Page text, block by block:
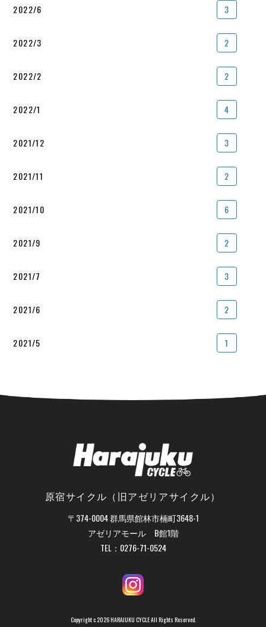
2022/6 3
2022/3 2
2022/2 2
2022/1 4
2021/12 3
2021/11 2
2021/10 6
2021/9 2
2021/7 3
2021/6 2
2021/5 1
原宿サイクル（旧アゼリアサイクル）
〒374-0004 群馬県館林市楠町3648-1
アゼリアモール B館1階
TEL： 0276-71-0524
Copyright c 2026 HARAJUKU CYCLE All Rights Reserved.